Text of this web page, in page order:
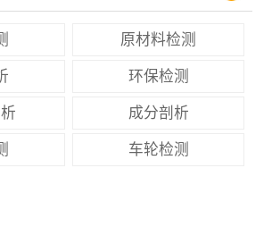
原材料检测
环保检测
成分剖析
车轮检测